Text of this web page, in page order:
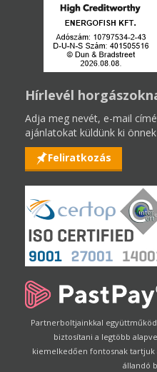
Hírlevél
Adja meg nevét, e-mail
ajánlatokat küldünk ki
Feliratkozás
Partnerboltjainkkal
biztosítani a legtöbb
kiemelkedően fontosnak tartjuk
állandó